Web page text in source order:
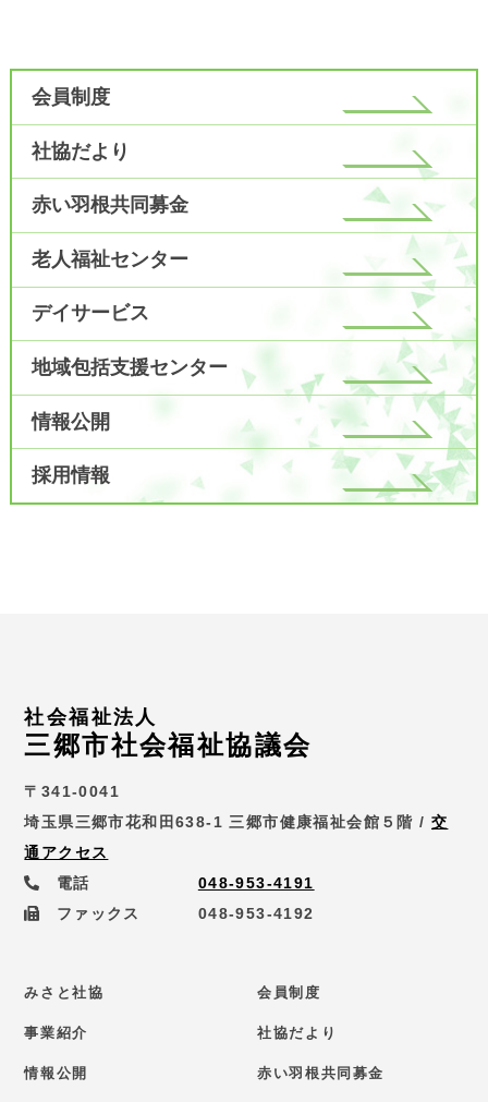
会員制度
社協だより
赤い羽根共同募金
老人福祉センター
デイサービス
地域包括支援センター
情報公開
採用情報
社会福祉法人
三郷市社会福祉協議会
〒341-0041
埼玉県三郷市花和田638-1 三郷市健康福祉会館５階 /交
通アクセス
電話
048-953-4191
ファックス
048-953-4192
みさと社協
事業紹介
情報公開
会員制度
社協だより
赤い羽根共同募金